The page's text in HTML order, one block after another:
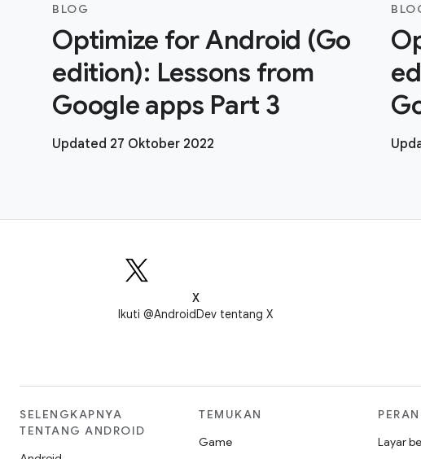
BLOG
Optimize for Android (Go
edition): Lessons from
Google apps Part 3
Updated 27 Oktober 2022
X
Ikuti @AndroidDev tentang X
SELENGKAPNYA
TENTANG ANDROID
TEMUKAN
Game
Layar